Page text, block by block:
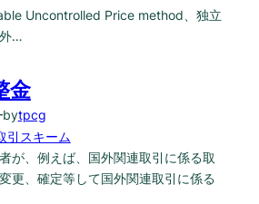
Uncontrolled Price method、独立
…
金
bytpcg
引スキーム
が、例えば、国外関連取引に係る取
更、確定等して国外関連取引に係る